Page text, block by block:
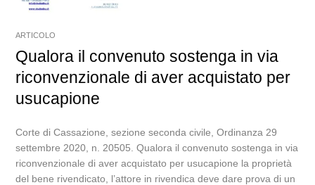
ARTICOLO
Qualora il convenuto sostenga in via
riconvenzionale di aver acquistato per
usucapione
Corte di Cassazione, sezione seconda civile, Ordinanza 29
settembre 2020, n. 20505. Qualora il convenuto sostenga in via
riconvenzionale di aver acquistato per usucapione la proprietà
del bene rivendicato, l’attore in rivendica deve dare prova di un